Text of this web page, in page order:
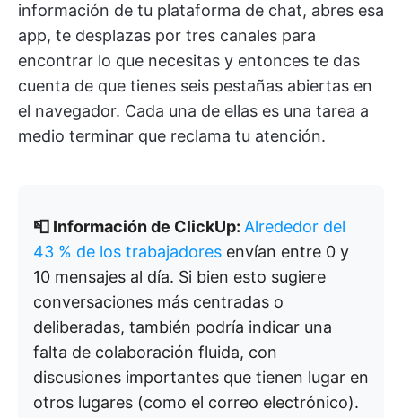
información de tu plataforma de chat, abres esa
app, te desplazas por tres canales para
encontrar lo que necesitas y entonces te das
cuenta de que tienes seis pestañas abiertas en
el navegador. Cada una de ellas es una tarea a
medio terminar que reclama tu atención.
📮 Información de ClickUp: Alrededor del
43 % de los trabajadores envían entre 0 y
10 mensajes al día. Si bien esto sugiere
conversaciones más centradas o
deliberadas, también podría indicar una
falta de colaboración fluida, con
discusiones importantes que tienen lugar en
otros lugares (como el correo electrónico).